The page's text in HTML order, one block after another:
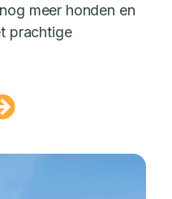
meer honden en
prachtige